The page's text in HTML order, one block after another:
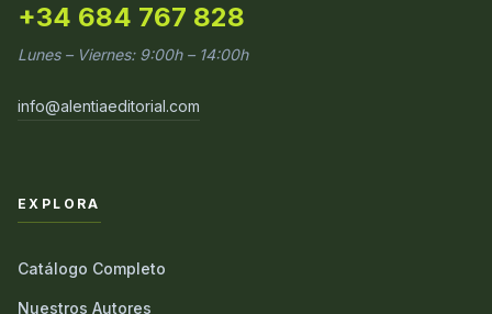
+34 684 767 828
Lunes – Viernes: 9:00h – 14:00h
info@alentiaeditorial.com
EXPLORA
Catálogo Completo
Nuestros Autores